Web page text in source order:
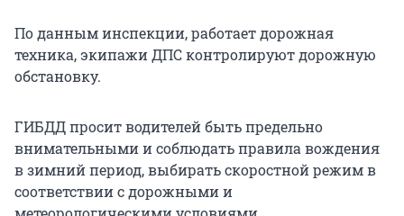
По данным инспекции, работает дорожная
техника, экипажи ДПС контролируют дорожную
обстановку.
ГИБДД просит водителей быть предельно
внимательными и соблюдать правила вождения
в зимний период, выбирать скоростной режим в
соответствии с дорожными и